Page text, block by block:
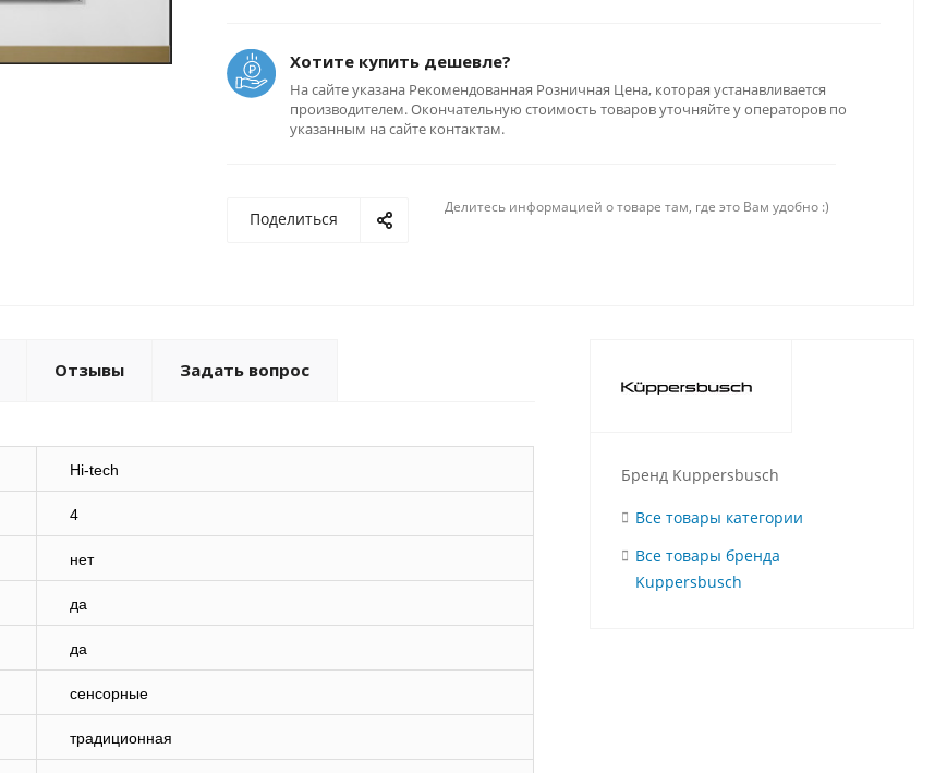
Хотите купить дешевле?
На сайте указана Рекомендованная Розничная Цена, которая устанавливается
производителем. Окончательную стоимость товаров уточняйте у операторов по
указанным на сайте контактам.
Поделиться
Делитесь информацией о товаре там, где это Вам удобно :)
Отзывы Задать вопрос
Hi-tech
4
нет
да
да
сенсорные
традиционная
Бренд Kuppersbusch
Все товары категории
Все товары бренда
Kuppersbusch